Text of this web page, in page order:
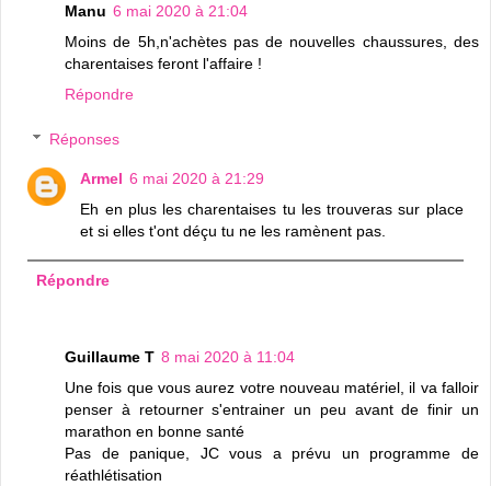
Manu 6 mai 2020 à 21:04
Moins de 5h,n'achètes pas de nouvelles chaussures, des
charentaises feront l'affaire !
Répondre
Réponses
Armel 6 mai 2020 à 21:29
Eh en plus les charentaises tu les trouveras sur place
et si elles t'ont déçu tu ne les ramènent pas.
Répondre
Guillaume T 8 mai 2020 à 11:04
Une fois que vous aurez votre nouveau matériel, il va falloir
penser à retourner s'entrainer un peu avant de finir un
marathon en bonne santé
Pas de panique, JC vous a prévu un programme de
réathlétisation